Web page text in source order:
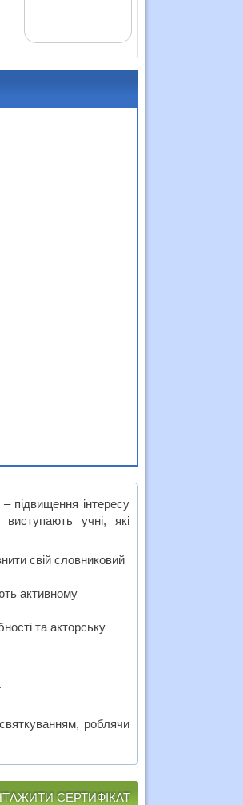
підвищення інтересу
учні, які
свій словниковий
активному
та акторську
роблячи
СЕРТИФІКАТ